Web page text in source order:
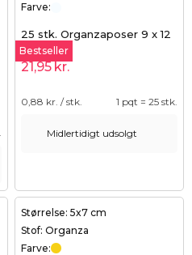
Farve:
Bestseller
25 stk. Organzaposer 9 x 12
cm - hvid
21,95kr.
0,88 kr. / stk. 1 pqt = 25 stk.
Midlertidigt udsolgt
Størrelse: 5x7 cm
Stof: Organza
Farve: